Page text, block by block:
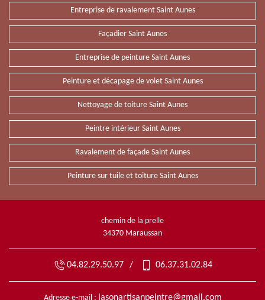
Entreprise de ravalement Saint Aunes
Façadier Saint Aunes
Entreprise de peinture Saint Aunes
Peinture et décapage de volet Saint Aunes
Nettoyage de toiture Saint Aunes
Peintre intérieur Saint Aunes
Ravalement de façade Saint Aunes
Peinture sur tuile et toiture Saint Aunes
chemin de la prelle
34370 Maraussan
04.82.29.50.97 / 06.37.31.02.84
Adresse e-mail : jasonartisanpeintre@gmail.com